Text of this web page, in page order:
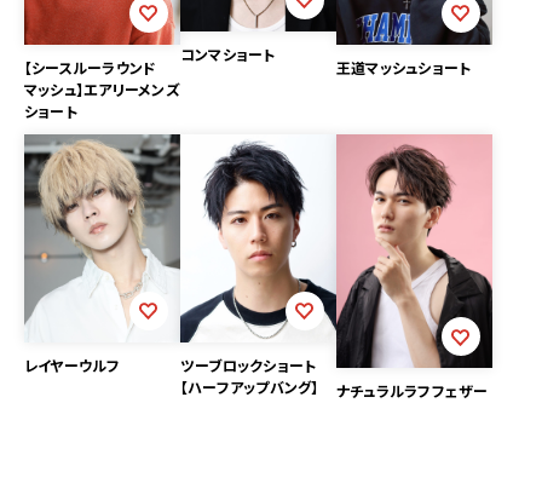
【シースルーラウンド
マッシュ】エアリーメンズ
ショート
コンマショート
王道マッシュショート
レイヤーウルフ
ツーブロックショート
【ハーフアップバング】
ナチュラルラフフェザー